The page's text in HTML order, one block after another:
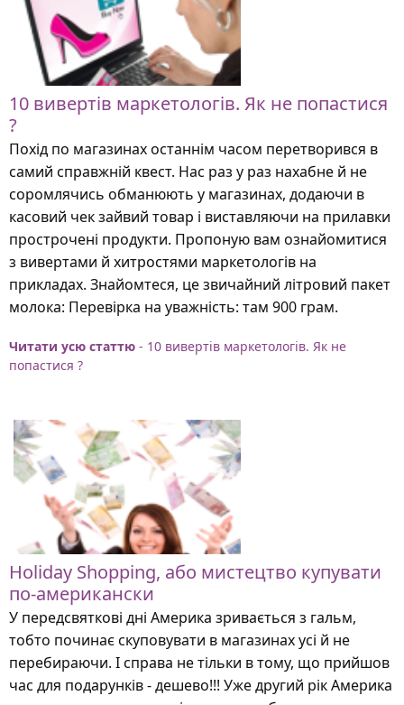
10 вивертів маркетологів. Як не попастися
?
Похід по магазинах останнім часом перетворився в
самий справжній квест. Нас раз у раз нахабне й не
соромлячись обманюють у магазинах, додаючи в
касовий чек зайвий товар і виставляючи на прилавки
прострочені продукти. Пропоную вам ознайомитися
з вивертами й хитростями маркетологів на
прикладах. Знайомтеся, це звичайний літровий пакет
молока: Перевірка на уважність: там 900 грам.
Читати усю статтю - 10 вивертів маркетологів. Як не
попастися ?
Holiday Shopping, або мистецтво купувати
по-американски
У передсвяткові дні Америка зривається з гальм,
тобто починає скуповувати в магазинах усі й не
перебираючи. І справа не тільки в тому, що прийшов
час для подарунків - дешево!!! Уже другий рік Америка